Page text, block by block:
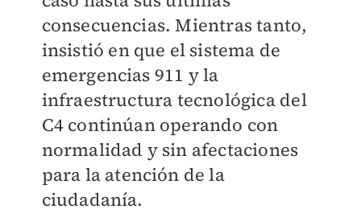
consecuencias. Mientras tanto,
insistió en que el sistema de
emergencias 911 y la
infraestructura tecnológica del
C4 continúan operando con
normalidad y sin afectaciones
para la atención de la
ciudadanía.